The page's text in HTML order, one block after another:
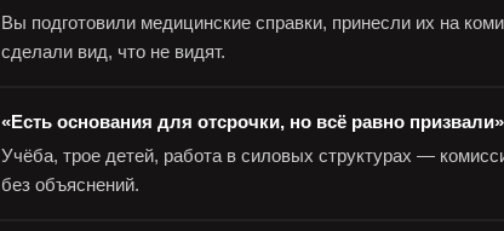
Вы подготовили медицинские справки, принесли их на
сделали вид, что не видят.
«Есть основания для отсрочки, но всё равно призвали»
Учёба, трое детей, работа в силовых структурах —
без объяснений.